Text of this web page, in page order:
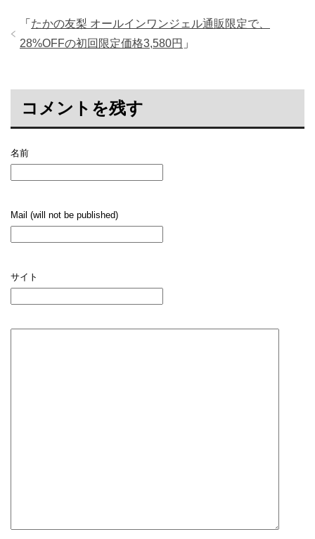
「 たかの友梨 オールインワンジェル通販限定で、
28%OFFの初回限定価格3,580円 」
コメントを残す
名前
Mail (will not be published)
サイト